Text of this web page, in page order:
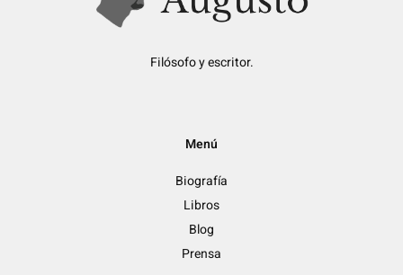
Filósofo y escritor.
Menú
Biografía
Libros
Blog
Prensa